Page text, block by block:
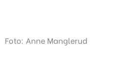
Foto: Anne Manglerud